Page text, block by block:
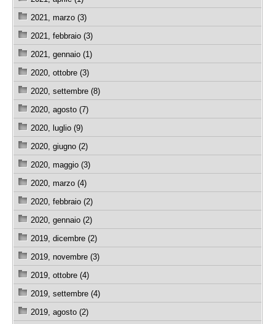
2021, marzo (3)
2021, febbraio (3)
2021, gennaio (1)
2020, ottobre (3)
2020, settembre (8)
2020, agosto (7)
2020, luglio (9)
2020, giugno (2)
2020, maggio (3)
2020, marzo (4)
2020, febbraio (2)
2020, gennaio (2)
2019, dicembre (2)
2019, novembre (3)
2019, ottobre (4)
2019, settembre (4)
2019, agosto (2)